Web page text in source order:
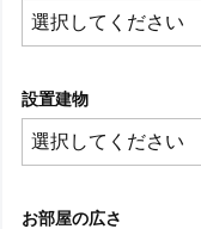
設置建物
お部屋の広さ